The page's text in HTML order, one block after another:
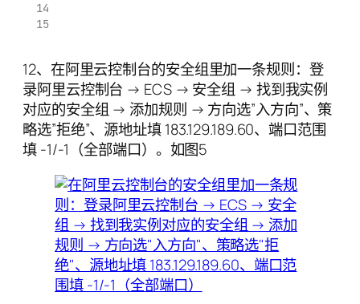
12、在阿里云控制台的安全组里加一条规则：登
录阿里云控制台 → ECS → 安全组 → 找到我实例
对应的安全组 → 添加规则 → 方向选”入方向”、策
略选”拒绝”、源地址填 183.129.189.60、端口范围
填 -1/-1（全部端口）。如图5